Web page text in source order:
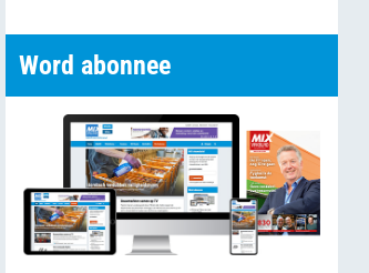
Word abonnee